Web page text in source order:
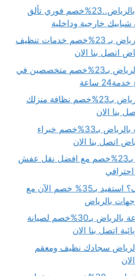
شركة تنظيف شبابيك بالرياض..23%خصم فوري تألق
خارجية وداخلية
شركة تنظيف شرق الرياض بـ 23%خصم خدمات تنظيف
اتصل بنا الان
شركة ترميم مسابح بالرياض بـ23%خصم متخصصين في
ساعة
شركة تنظيف العليا الرياض بـ23%خصم نظافة منزلك
بنا الان
شركة تنظيف حمامات بالرياض بـ33%خصم خبراء
اتصل بنا الان
نقل عفشك لأي مكان بـ23%خصم مع افضل نقل عفش
واجهتك محتاجة تنظيف؟ استفيد بـ35% خصم الآن مع
بالرياض
كهربائي منازل 24 ساعة بالرياض بـ30%خصم لصيانة
اتصل بنا الان
سجادك نظيف ومعقم